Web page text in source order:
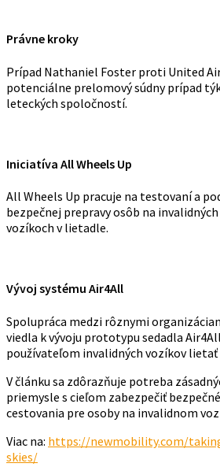
Právne kroky
Prípad Nathaniel Foster proti United
potenciálne prelomový súdny prípad
leteckých spoločností.
Iniciatíva All Wheels Up
All Wheels Up pracuje na testovaní a
bezpečnej prepravy osôb na
vozíkoch v lietadle.
Vývoj systému Air4All
Spolupráca medzi rôznymi
viedla k vývoju prototypu sedadla
používateľom invalidných vozíkov lietať
V článku sa zdôrazňuje potreba
priemysle s cieľom zabezpečiť
cestovania pre osoby na invalidnom
Viac na: https://newmobility.com/
skies/